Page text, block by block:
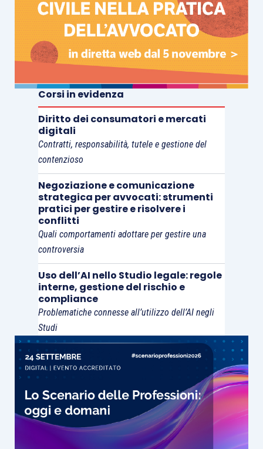
Corsi in evidenza
Diritto dei consumatori e mercati
digitali
Contratti, responsabilità, tutele e gestione del
contenzioso
Negoziazione e comunicazione
strategica per avvocati: strumenti
pratici per gestire e risolvere i
conflitti
Quali comportamenti adottare per gestire una
controversia
Uso dell’AI nello Studio legale: regole
interne, gestione del rischio e
compliance
Problematiche connesse all’utilizzo dell’AI negli
Studi